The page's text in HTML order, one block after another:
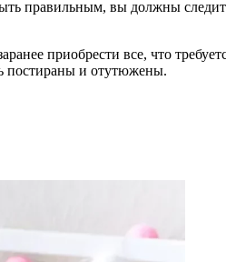
правильным, вы должны
приобрести все, что
постираны и отутюжены.